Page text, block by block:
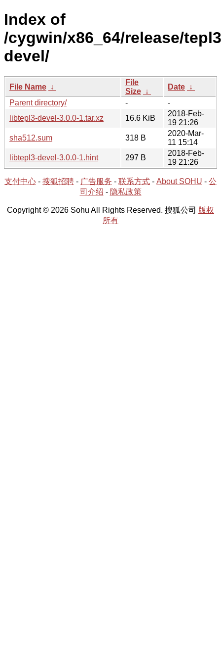
Index of
/cygwin/x86_64/release/
devel/
File Name ↓
File
Size ↓
Date ↓
Parent directory/
-
-
libtepl3-devel-3.0.0-1.tar.xz
16.6 KiB
2018-Feb-
19 21:26
sha512.sum
318 B
2020-Mar-
11 15:14
libtepl3-devel-3.0.0-1.hint
297 B
2018-Feb-
19 21:26
支付中心 - 搜狐招聘 - 广告服务 - 联系方式 - About SOHU - 公
司介绍 - 隐私政策
Copyright © 2026 Sohu All Rights Reserved. 搜狐公司 版权
所有